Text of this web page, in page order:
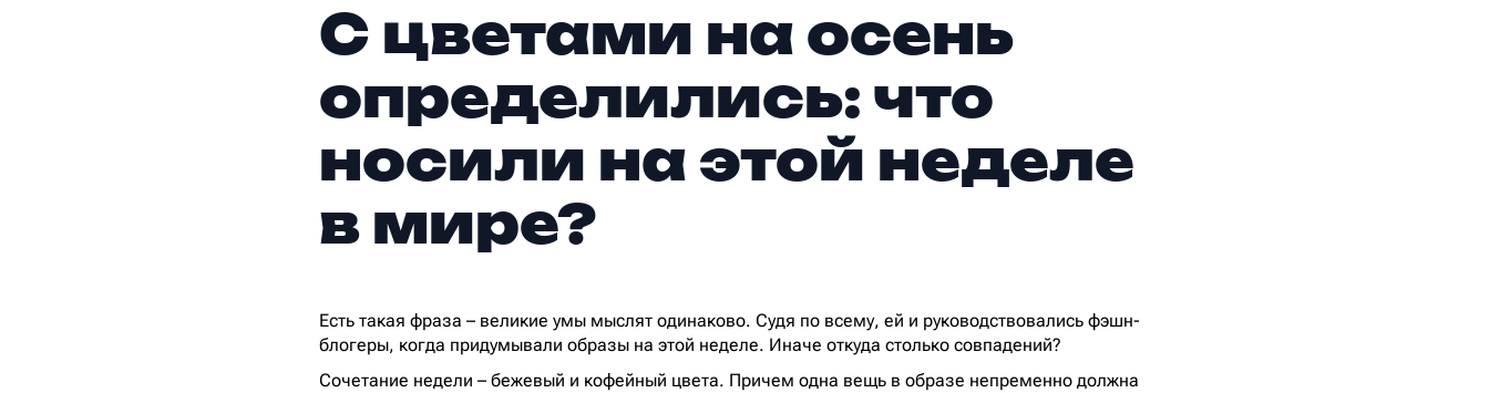
С цветами на осень
определились: что
носили на этой неделе
в мире?
Есть такая фраза – великие умы мыслят одинаково. Судя по всему, ей и руководствовались фэшн-
блогеры, когда придумывали образы на этой неделе. Иначе откуда столько совпадений?
Сочетание недели – бежевый и кофейный цвета. Причем одна вещь в образе непременно должна